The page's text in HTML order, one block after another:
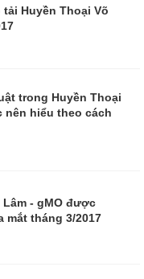
tải Huyền Thoại Võ
trong Huyền Thoại
nên hiểu theo cách
Lâm - gMO được
mắt tháng 3/2017